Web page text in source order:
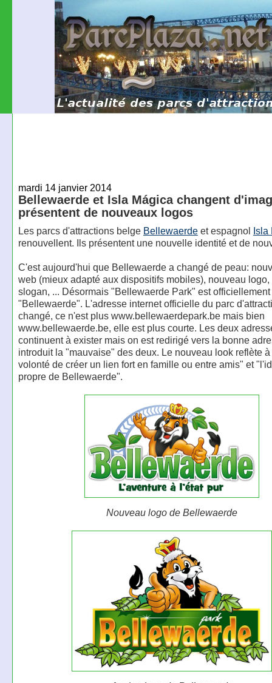
mardi 14 janvier 2014
Bellewaerde et Isla Mágica changent
présentent de nouveaux logos
Les parcs d'attractions belge Bellewaerdeet espagnol Isla
renouvellent. Ils présentent une nouvelle identité et de
C'est aujourd'hui que Bellewaerde a changé de peau:
web (mieux adapté aux dispositifs mobiles), nouveau
slogan, ... Désormais "Bellewaerde Park" est
"Bellewaerde". L'adresse internet officielle du parc
changé, ce n'est plus www.bellewaerdepark.be mais bien
www.bellewaerde.be, elle est plus courte. Les deux
continuent à exister mais on est redirigé vers la bonne
introduit la "mauvaise" des deux. Le nouveau look reflète
volonté de créer un lien fort en famille ou entre amis" et
propre de Bellewaerde".
Nouveau logo de Bellewaerde